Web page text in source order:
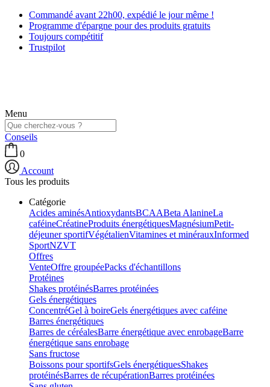
Commandé avant 22h00, expédié le jour même !
Programme d'épargne pour des produits gratuits
Toujours compétitif
Trustpilot
Menu
Conseils
0
Account
Tous les produits
Catégorie
Acides aminésAntioxydantsBCAABeta AlanineLa
caféineCréatineProduits énergétiquesMagnésiumPetit-
déjeuner sportifVégétalienVitamines et minérauxInformed
SportNZVT
Offres
VenteOffre groupéePacks d'échantillons
Protéines
Shakes protéinésBarres protéinées
Gels énergétiques
ConcentréGel à boireGels énergétiques avec caféine
Barres énergétiques
Barres de céréalesBarre énergétique avec enrobageBarre
énergétique sans enrobage
Sans fructose
Boissons pour sportifsGels énergétiquesShakes
protéinésBarres de récupérationBarres protéinées